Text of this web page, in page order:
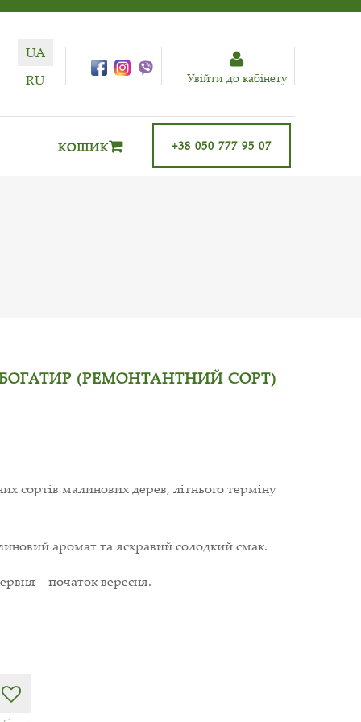
UA
RU
Увiйти до кабiнету
+38 050 777 95 07
КОШИК
(РЕМОНТАНТНИЙ СОРТ)
сортів малинових дерев, літнього терміну
аромат та яскравий солодкий смак.
– початок вересня.